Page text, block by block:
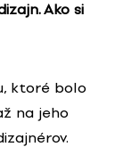
Ako si
ktoré bolo
na jeho